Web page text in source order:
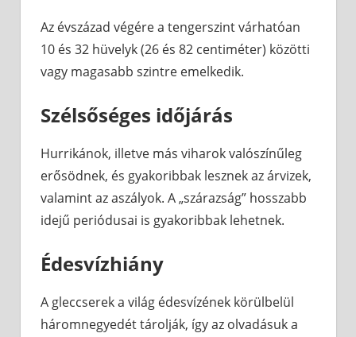
Az évszázad végére a tengerszint várhatóan
10 és 32 hüvelyk (26 és 82 centiméter) közötti
vagy magasabb szintre emelkedik.
Szélsőséges időjárás
Hurrikánok, illetve más viharok valószínűleg
erősödnek, és gyakoribbak lesznek az árvizek,
valamint az aszályok. A „szárazság” hosszabb
idejű periódusai is gyakoribbak lehetnek.
Édesvízhiány
A gleccserek a világ édesvízének körülbelül
háromnegyedét tárolják, így az olvadásuk a